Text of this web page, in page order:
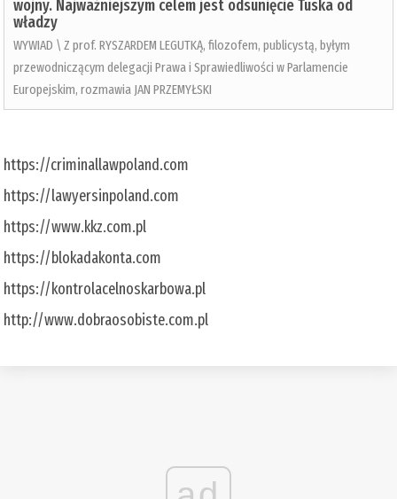
wojny. Najważniejszym celem jest odsunięcie Tuska od
władzy
WYWIAD \ Z prof. RYSZARDEM LEGUTKĄ, filozofem, publicystą, byłym
przewodniczącym delegacji Prawa i Sprawiedliwości w Parlamencie
Europejskim, rozmawia JAN PRZEMYŁSKI
https://criminallawpoland.com
https://lawyersinpoland.com
https://www.kkz.com.pl
https://blokadakonta.com
https://kontrolacelnoskarbowa.pl
http://www.dobraosobiste.com.pl